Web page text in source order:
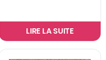
LIRE LA SUITE